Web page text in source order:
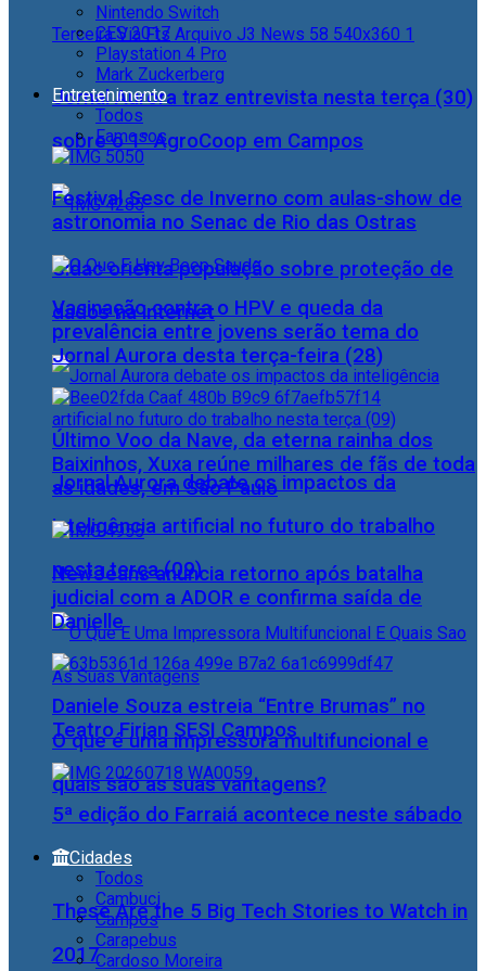
Jornal Aurora traz entrevista nesta terça (30)
sobre o 1° AgroCoop em Campos
Cidac orienta população sobre proteção de
dados na internet
Jornal Aurora debate os impactos da
inteligência artificial no futuro do trabalho
nesta terça (09)
O que é uma impressora multifuncional e
quais são as suas vantagens?
These Are the 5 Big Tech Stories to Watch in
2017
Nintendo Switch
CES 2017
Playstation 4 Pro
Mark Zuckerberg
Entretenimento
Todos
Famosos
Festival Sesc de Inverno com aulas-show de
astronomia no Senac de Rio das Ostras
Vacinação contra o HPV e queda da
prevalência entre jovens serão tema do
Jornal Aurora desta terça-feira (28)
Último Voo da Nave, da eterna rainha dos
Baixinhos, Xuxa reúne milhares de fãs de toda
as idades, em São Paulo
NewJeans anuncia retorno após batalha
judicial com a ADOR e confirma saída de
Danielle
Daniele Souza estreia “Entre Brumas” no
Teatro Firjan SESI Campos
5ª edição do Farraiá acontece neste sábado
Cidades
Todos
Cambuci
Campos
Carapebus
Cardoso Moreira